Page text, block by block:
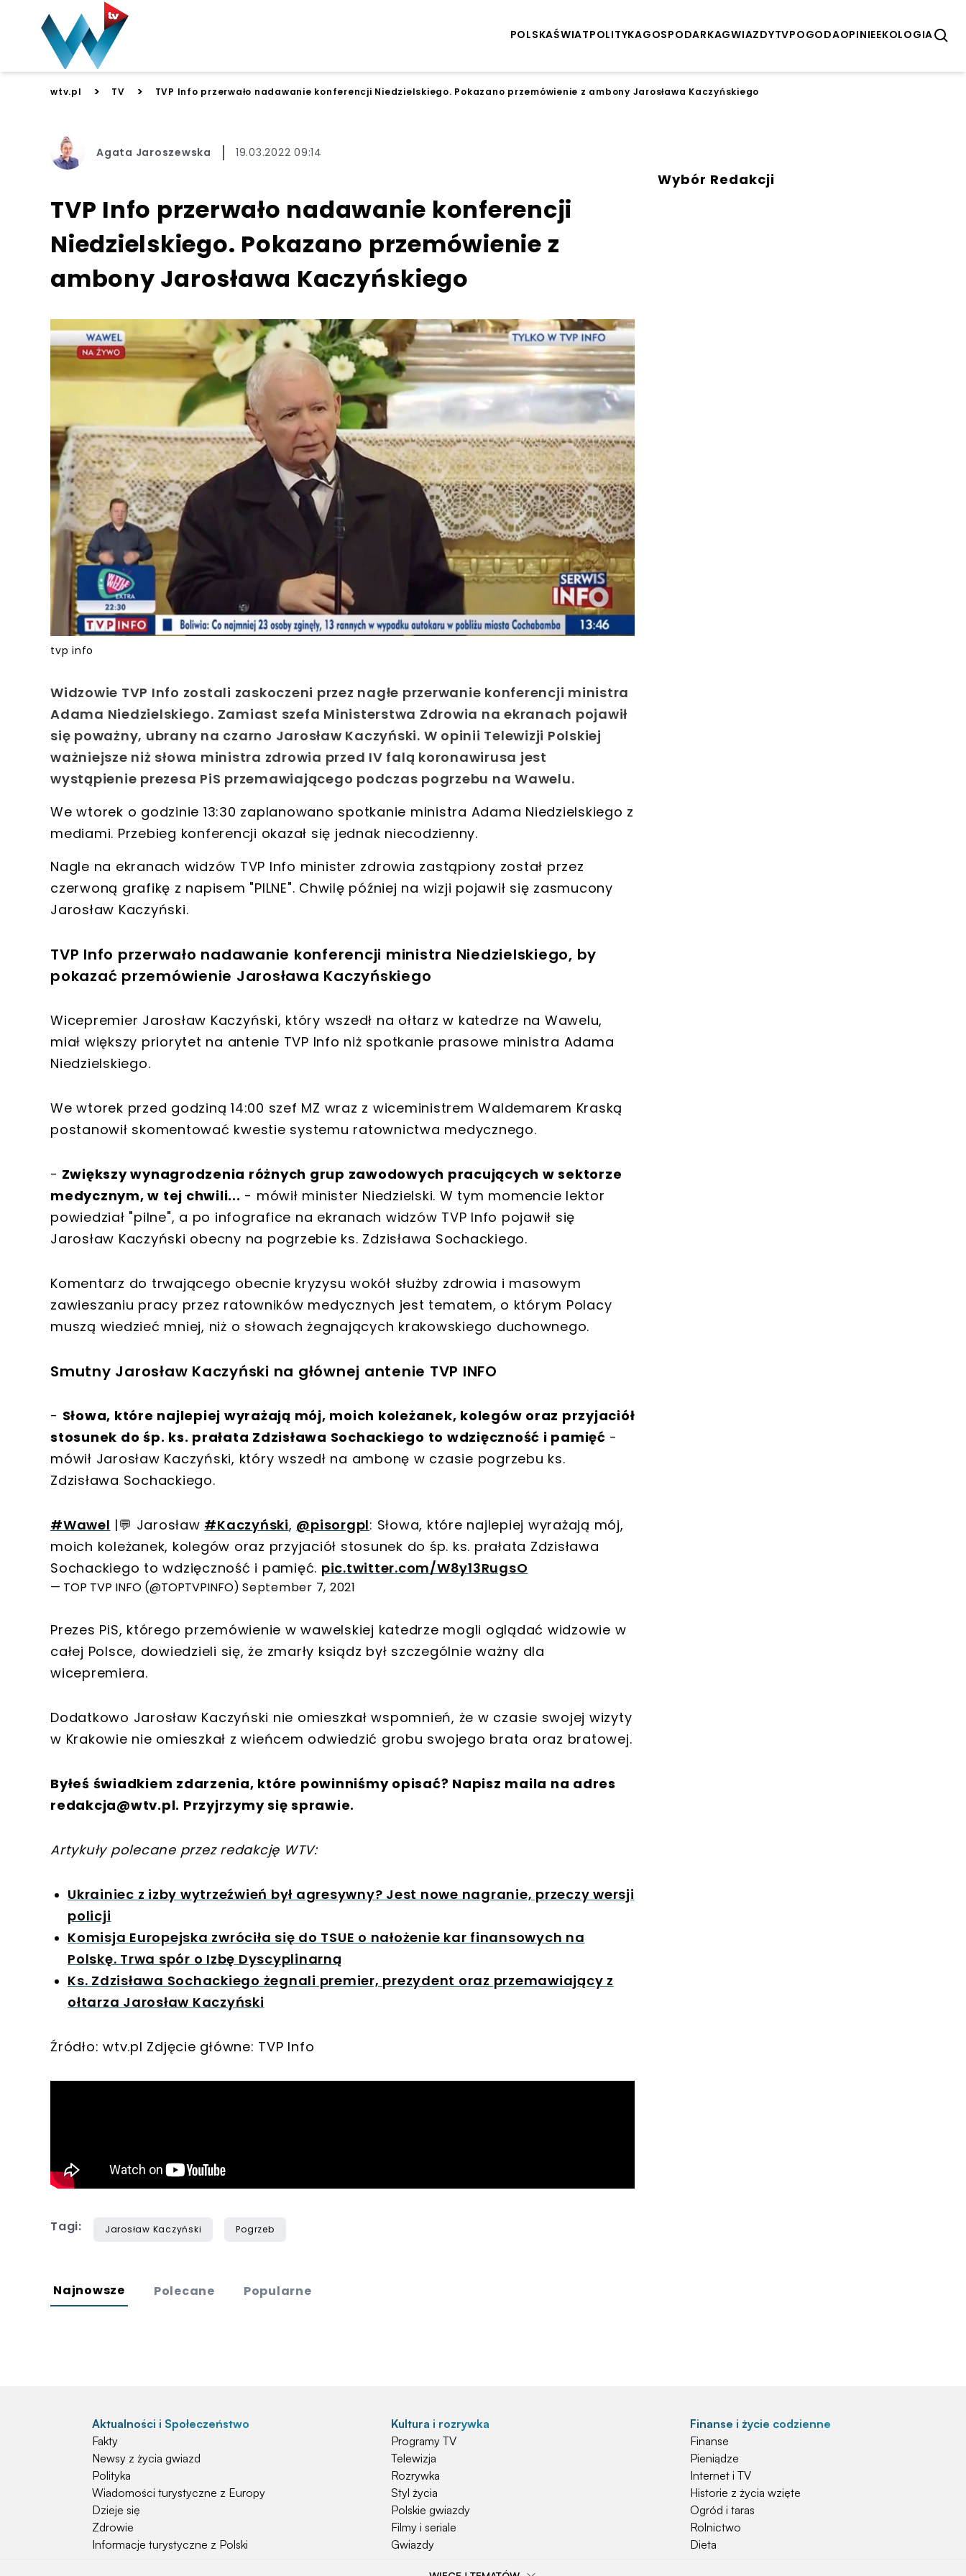
POLSKAŚWIATPOLITYKAGOSPODARKAGWIAZDYTVPOGODAOPINIEEKOLOGIA
wtv.pl > TV > TVP Info przerwało nadawanie konferencji Niedzielskiego. Pokazano przemówienie z ambony Jarosława Kaczyńskiego
Agata Jaroszewska 19.03.2022 09:14
TVP Info przerwało nadawanie konferencji
Niedzielskiego. Pokazano przemówienie z
ambony Jarosława Kaczyńskiego
tvp info
Widzowie TVP Info zostali zaskoczeni przez nagłe przerwanie konferencji ministra
Adama Niedzielskiego. Zamiast szefa Ministerstwa Zdrowia na ekranach pojawił
się poważny, ubrany na czarno Jarosław Kaczyński. W opinii Telewizji Polskiej
ważniejsze niż słowa ministra zdrowia przed IV falą koronawirusa jest
wystąpienie prezesa PiS przemawiającego podczas pogrzebu na Wawelu.
We wtorek o godzinie 13:30 zaplanowano spotkanie ministra Adama Niedzielskiego z
mediami. Przebieg konferencji okazał się jednak niecodzienny.
Nagle na ekranach widzów TVP Info minister zdrowia zastąpiony został przez
czerwoną grafikę z napisem "PILNE". Chwilę później na wizji pojawił się zasmucony
Jarosław Kaczyński.
TVP Info przerwało nadawanie konferencji ministra Niedzielskiego, by
pokazać przemówienie Jarosława Kaczyńskiego
Wicepremier Jarosław Kaczyński, który wszedł na ołtarz w katedrze na Wawelu,
miał większy priorytet na antenie TVP Info niż spotkanie prasowe ministra Adama
Niedzielskiego.
We wtorek przed godziną 14:00 szef MZ wraz z wiceministrem Waldemarem Kraską
postanowił skomentować kwestie systemu ratownictwa medycznego.
- Zwiększy wynagrodzenia różnych grup zawodowych pracujących w sektorze
medycznym, w tej chwili... - mówił minister Niedzielski. W tym momencie lektor
powiedział "pilne", a po infografice na ekranach widzów TVP Info pojawił się
Jarosław Kaczyński obecny na pogrzebie ks. Zdzisława Sochackiego.
Komentarz do trwającego obecnie kryzysu wokół służby zdrowia i masowym
zawieszaniu pracy przez ratowników medycznych jest tematem, o którym Polacy
muszą wiedzieć mniej, niż o słowach żegnających krakowskiego duchownego.
Smutny Jarosław Kaczyński na głównej antenie TVP INFO
- Słowa, które najlepiej wyrażają mój, moich koleżanek, kolegów oraz przyjaciół
stosunek do śp. ks. prałata Zdzisława Sochackiego to wdzięczność i pamięć -
mówił Jarosław Kaczyński, który wszedł na ambonę w czasie pogrzebu ks.
Zdzisława Sochackiego.
#Wawel |💬 Jarosław #Kaczyński, @pisorgpl: Słowa, które najlepiej wyrażają mój,
moich koleżanek, kolegów oraz przyjaciół stosunek do śp. ks. prałata Zdzisława
Sochackiego to wdzięczność i pamięć. pic.twitter.com/W8y13RugsO
— TOP TVP INFO (@TOPTVPINFO) September 7, 2021
Prezes PiS, którego przemówienie w wawelskiej katedrze mogli oglądać widzowie w
całej Polsce, dowiedzieli się, że zmarły ksiądz był szczególnie ważny dla
wicepremiera.
Dodatkowo Jarosław Kaczyński nie omieszkał wspomnień, że w czasie swojej wizyty
w Krakowie nie omieszkał z wieńcem odwiedzić grobu swojego brata oraz bratowej.
Byłeś świadkiem zdarzenia, które powinniśmy opisać? Napisz maila na adres
redakcja@wtv.pl. Przyjrzymy się sprawie.
Artykuły polecane przez redakcję WTV:
Ukrainiec z izby wytrzeźwień był agresywny? Jest nowe nagranie, przeczy wersji
policji
Komisja Europejska zwróciła się do TSUE o nałożenie kar finansowych na
Polskę. Trwa spór o Izbę Dyscyplinarną
Ks. Zdzisława Sochackiego żegnali premier, prezydent oraz przemawiający z
ołtarza Jarosław Kaczyński
Źródło: wtv.pl Zdjęcie główne: TVP Info
Tagi: Jarosław Kaczyński Pogrzeb
Wybór Redakcji
Najnowsze Polecane Popularne
Aktualności i Społeczeństwo
Fakty
Newsy z życia gwiazd
Polityka
Wiadomości turystyczne z Europy
Dzieje się
Zdrowie
Informacje turystyczne z Polski
Kultura i rozrywka
Programy TV
Telewizja
Rozrywka
Styl życia
Polskie gwiazdy
Filmy i seriale
Gwiazdy
Finanse i życie codzienne
Finanse
Pieniądze
Internet i TV
Historie z życia wzięte
Ogród i taras
Rolnictwo
Dieta